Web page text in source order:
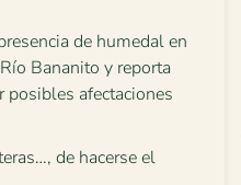
de humedal en
Bananito y reporta
posibles afectaciones
de hacerse el